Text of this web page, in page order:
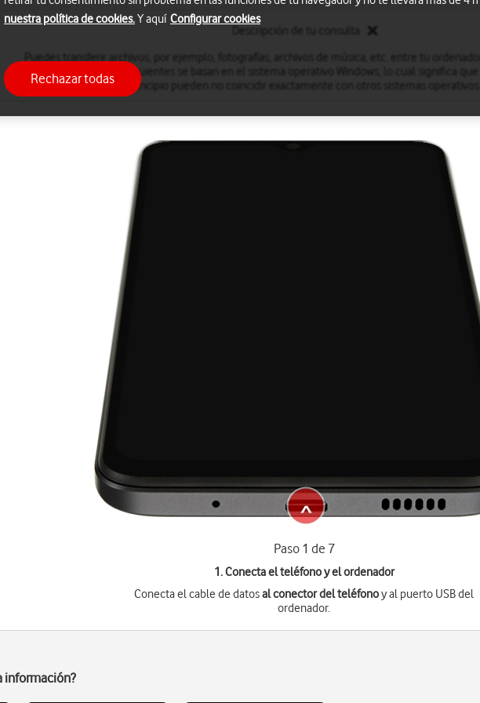
cuenta que los pasos siguientes se basan en el sistema operativo Windows, lo cual significa que
principio pueden no coincidir exactamente con otros sistemas operativos.
Paso 1 de 7
1. Conecta el teléfono y el ordenador
Conecta el cable de datosal conector del teléfonoy al puerto USB del
ordenador.
información?
nuestra política de cookies.Y aquí Configurar cookies
Rechazar todas